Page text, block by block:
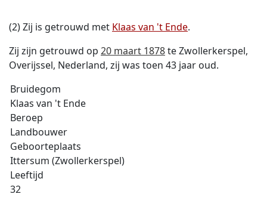
(2) Zij is getrouwd met Klaas van 't Ende.
Zij zijn getrouwd op 20 maart 1878te Zwollerkerspel,
Overijssel, Nederland, zij was toen 43 jaar oud.
Bruidegom
Klaas van 't Ende
Beroep
Landbouwer
Geboorteplaats
Ittersum (Zwollerkerspel)
Leeftijd
32